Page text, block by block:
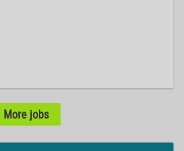
More jobs